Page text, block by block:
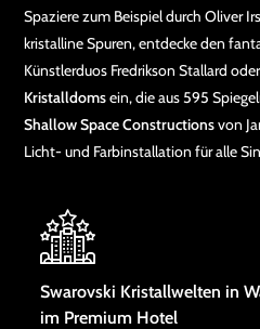
Spaziere zum Beispiel durch Oliver
kristalline Spuren, entdecke den
Künstlerduos Fredrikson Stallard
Kristalldomsein, die aus 595
Shallow Space Constructionsvon
Licht- und Farbinstallation für alle
Swarovski Kristallwelten in
im Premium Hotel